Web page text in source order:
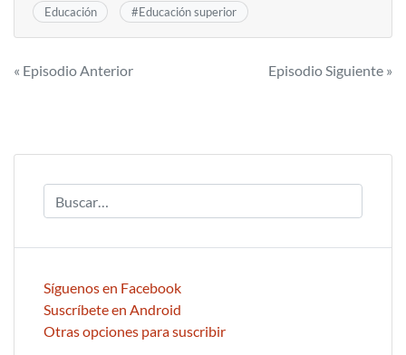
Educación #Educación superior
Navegación
entradas
« Episodio Anterior Episodio Siguiente »
Síguenos en Facebook
Suscríbete en Android
Otras opciones para suscribir